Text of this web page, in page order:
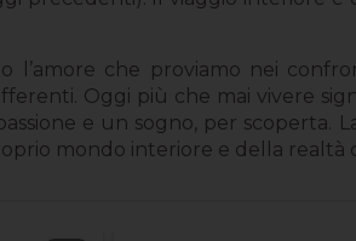
che proviamo nei
Oggi più che mai vivere
e un sogno, per scoperta.
mondo interiore e della